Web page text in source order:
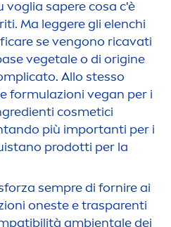
voglia sapere cosa c'è
Ma leggere gli elenchi
carese vengono ricavati
vegetale o di origine
Allo stesso
formulazioni vegan per i
cosmetici
più importanti per i
prodotti per la
sempre di fornire ai
oneste e trasparenti
ambientale dei